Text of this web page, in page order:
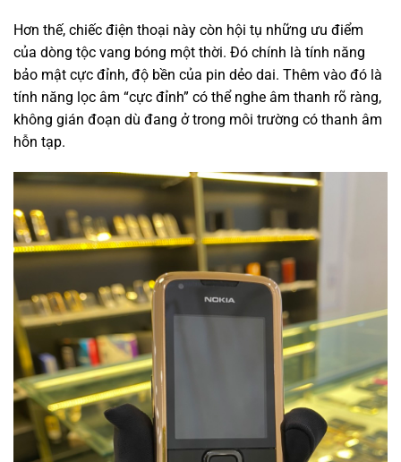
Hơn thế, chiếc điện thoại này còn hội tụ những ưu điểm
của dòng tộc vang bóng một thời. Đó chính là tính năng
bảo mật cực đỉnh, độ bền của pin dẻo dai. Thêm vào đó là
tính năng lọc âm “cực đỉnh” có thể nghe âm thanh rõ ràng,
không gián đoạn dù đang ở trong môi trường có thanh âm
hỗn tạp.